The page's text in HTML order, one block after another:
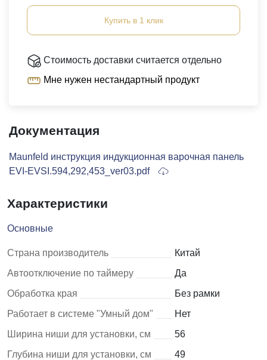
Документация
Maunfeld инструкция индукционная варочная панель
EVI-EVSI.594,292,453_ver03.pdf
Купить в 1 клик
Стоимость доставки считается отдельно
Мне нужен нестандартный продукт
Характеристики
Основные
Страна производитель
Китай
Автоотключение по таймеру
Да
Обработка края
Без рамки
Работает в системе "Умный дом"
Нет
Ширина ниши для установки, см
56
Глубина ниши для установки, см
49